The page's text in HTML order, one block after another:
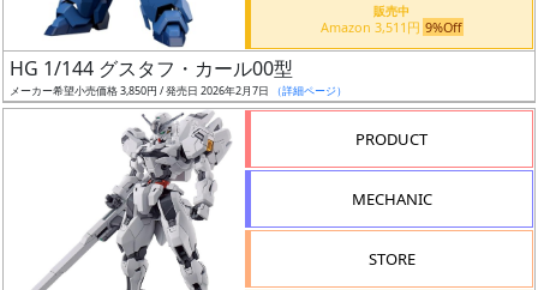
況
売
販売中
Amazon 3,511円 9%Off
HG 1/144 グスタフ・カール00型
メーカー希望小売価格 3,850円 / 発売日 2026年2月7日 （詳細ページ）
PRODUCT
MECHANIC
STORE